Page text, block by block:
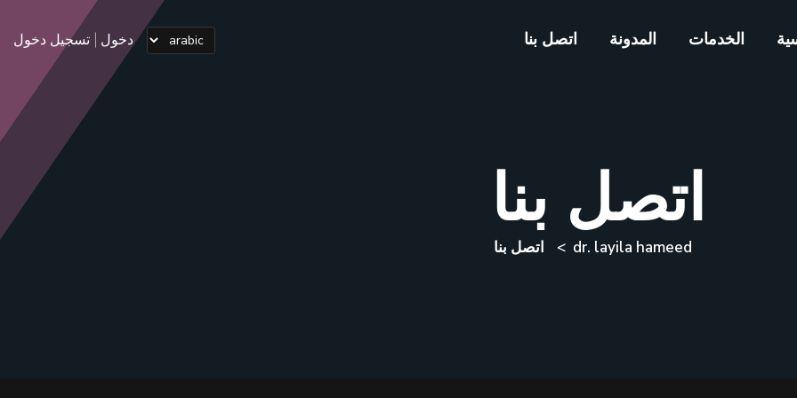
الخدمات المدونة اتصل بنا دخول تسجيل دخول
اتصل بنا
dr. layila hameed اتصل بنا